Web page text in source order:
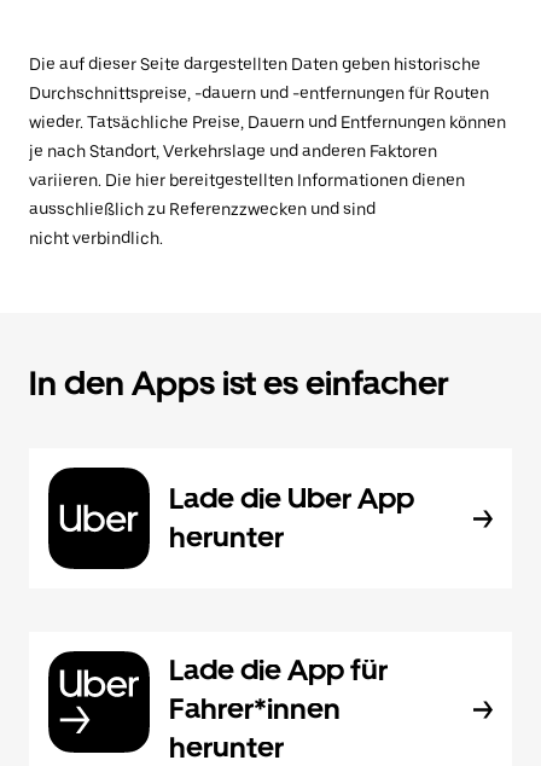
Die auf dieser Seite dargestellten Daten geben historische
Durchschnittspreise, -dauern und -entfernungen für Routen
wieder. Tatsächliche Preise, Dauern und Entfernungen können
je nach Standort, Verkehrslage und anderen Faktoren
variieren. Die hier bereitgestellten Informationen dienen
ausschließlich zu Referenzzwecken und sind
nicht verbindlich.
In den Apps ist es einfacher
Lade die Uber App
herunter
Lade die App für
Fahrer*innen
herunter